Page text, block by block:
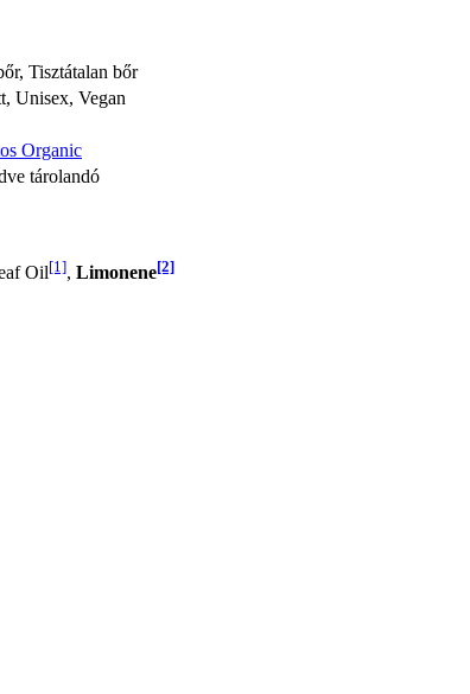
Tisztátalan bőr
Unisex, Vegan
Organic
tárolandó
Oil[1], Limonene[2]